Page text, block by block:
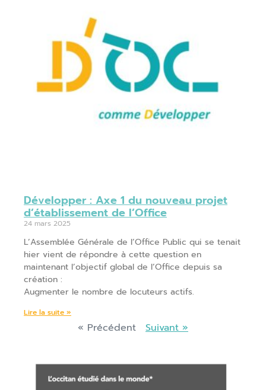
Développer : Axe 1 du nouveau projet
d’établissement de l’Office
24 mars 2025
L’Assemblée Générale de l’Office Public qui se tenait
hier vient de répondre à cette question en
maintenant l’objectif global de l’Office depuis sa
création :
Augmenter le nombre de locuteurs actifs.
Lire la suite »
« Précédent Suivant »